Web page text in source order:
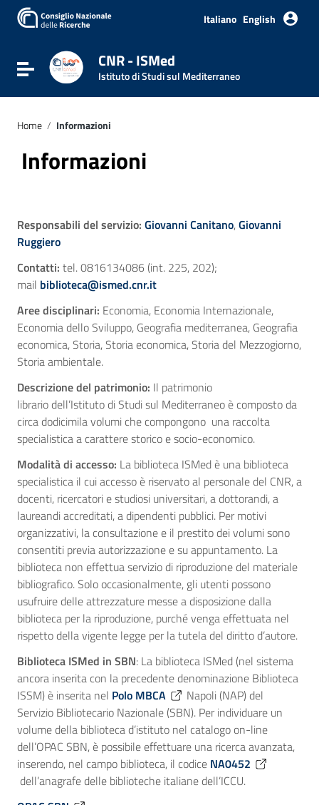
Italiano English
Attiva / disattiva la navigazione
CNR - ISMed
Istituto di Studi sul Mediterraneo
Home / Informazioni
Informazioni
Responsabili del servizio: Giovanni Canitano,Giovanni
Ruggiero
Contatti: tel. 0816134086 (int. 225, 202);
mail biblioteca@ismed.cnr.it
Aree disciplinari: Economia, Economia Internazionale,
Economia dello Sviluppo, Geografia mediterranea, Geografia
economica, Storia, Storia economica, Storia del Mezzogiorno,
Storia ambientale.
Descrizione del patrimonio: Il patrimonio
librario dell’Istituto di Studi sul Mediterraneo è composto da
circa dodicimila volumi che compongono una raccolta
specialistica a carattere storico e socio-economico.
Modalità di accesso: La biblioteca ISMed è una biblioteca
specialistica il cui accesso è riservato al personale del CNR, a
docenti, ricercatori e studiosi universitari, a dottorandi, a
laureandi accreditati, a dipendenti pubblici. Per motivi
organizzativi, la consultazione e il prestito dei volumi sono
consentiti previa autorizzazione e su appuntamento. La
biblioteca non effettua servizio di riproduzione del materiale
bibliografico. Solo occasionalmente, gli utenti possono
usufruire delle attrezzature messe a disposizione dalla
biblioteca per la riproduzione, purché venga effettuata nel
rispetto della vigente legge per la tutela del diritto d’autore.
Biblioteca ISMed in SBN: La biblioteca ISMed (nel sistema
ancora inserita con la precedente denominazione Biblioteca
ISSM) è inserita nel Polo MBCA
Napoli (NAP) del
Servizio Bibliotecario Nazionale (SBN). Per individuare un
volume della biblioteca d’istituto nel catalogo on-line
dell’OPAC SBN, è possibile effettuare una ricerca avanzata,
inserendo, nel campo biblioteca, il codice NA0452
dell’anagrafe delle biblioteche italiane dell’ICCU.